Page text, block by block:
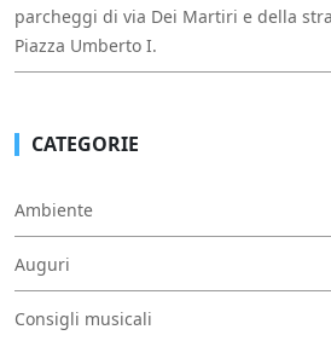
parcheggi di via Dei Martiri e della
Piazza Umberto I.
CATEGORIE
Ambiente
Auguri
Consigli musicali